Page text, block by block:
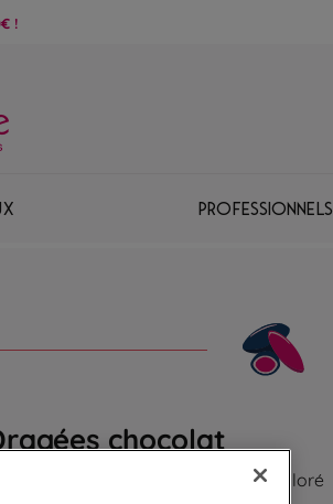
!
Professionnels
chocolat
noir 70% enrobé de sucre coloré